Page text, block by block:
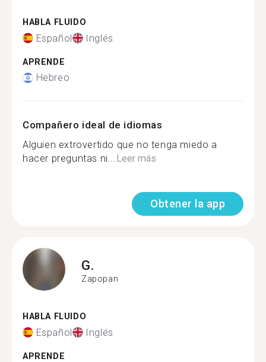
HABLA FLUIDO
Español Inglés
APRENDE
Hebreo
Compañero ideal de idiomas
Alguien extrovertido que no tenga miedo a
hacer preguntas ni...Leer más
Obtener la app
G.
Zapopan
HABLA FLUIDO
Español Inglés
APRENDE